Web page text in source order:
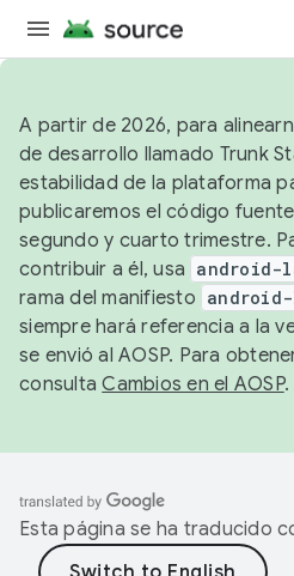
A partir de 2026, para
de desarrollo llamado Trunk
estabilidad de la plataforma
publicaremos el código fuente
segundo y cuarto trimestre.
contribuir a él, usa android-
rama del manifiesto
siempre hará referencia a la
se envió al AOSP. Para
consultaCambios en el AOSP.
Esta página se ha traducido